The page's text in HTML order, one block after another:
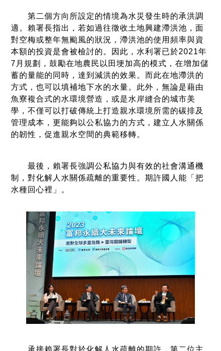
第二個方向所設定的情境為水災發生時的承洪調
適。賴署長指出，若如過往徵收土地興建滯洪池，面
對空梅或整年無颱風的狀況，滯洪池的使用頻率與資
本額的投資是會被檢討的。因此，水利署已於2021年
7月規劃，鼓勵在地農民以田埂加高的模式，在增加儲
蓄的量能的同時，達到減洪的效果。而此在地滯洪的
方式，也可以填補地下水的水量。此外，無論是藉由
魚寮複合式的水環境營造，或是水岸縫合的城市美
學，不僅可以打破傳統上打造親水環境所需的碳排及
管理成本，更能夠以公私協力的方式，建立人水關係
的韌性，促進親水空間的典範移轉。
最後，賴署長強調公私協力與有效的社會溝通機
制，對化解人水關係疏離的重要性。期許國人能「把
水種回心裡」。